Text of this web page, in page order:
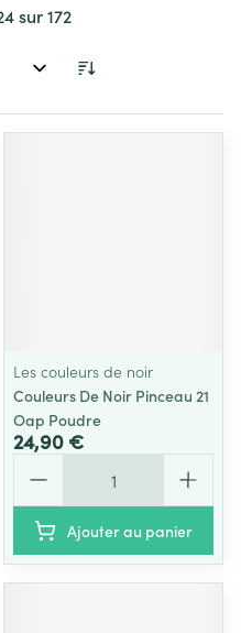
sur172
Les couleurs de noir
Couleurs De Noir Pinceau 21
Oap Poudre
24,90 €
Ajouter au panier